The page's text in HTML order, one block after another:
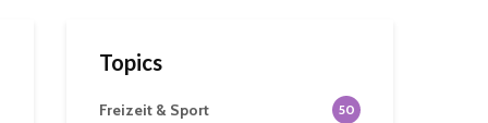
Topics
Freizeit & Sport 50